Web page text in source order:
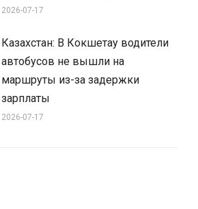
2026-07-17
Казахстан: В Кокшетау водители
автобусов не вышли на
маршруты из-за задержки
зарплаты
2026-07-17